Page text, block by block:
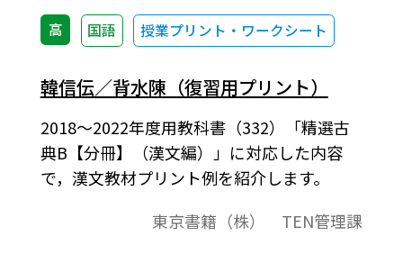
高 国語 授業プリント・ワークシート
韓信伝／背水陳（復習用プリント）
2018～2022年度用教科書（332）「精選古
典B【分冊】（漢文編）」に対応した内容
で，漢文教材プリント例を紹介します。
東京書籍（株） TEN管理課